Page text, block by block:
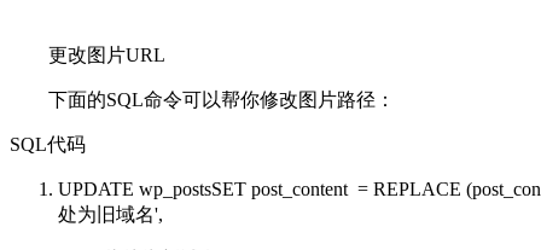
更改图片URL
下面的SQL命令可以帮你修改图片路径：
SQL代码
UPDATE wp_postsSET post_content = REPLACE
处为旧域名',